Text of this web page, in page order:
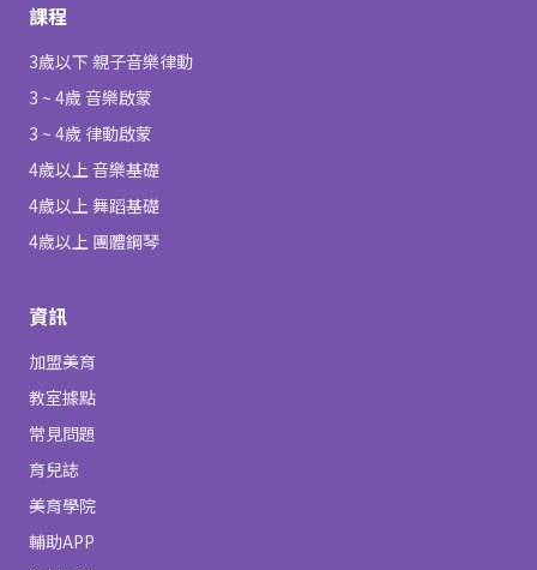
課程
3歲以下 親子音樂律動
3 ~ 4歲 音樂啟蒙
3 ~ 4歲 律動啟蒙
4歲以上 音樂基礎
4歲以上 舞蹈基礎
4歲以上 團體鋼琴
資訊
加盟美育
教室據點
常見問題
育兒誌
美育學院
輔助APP